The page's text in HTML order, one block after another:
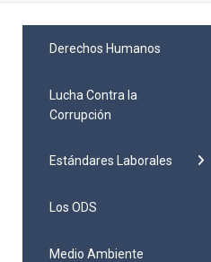
Derechos Humanos
Lucha Contra la
Corrupción
Estándares Laborales
Los ODS
Medio Ambiente